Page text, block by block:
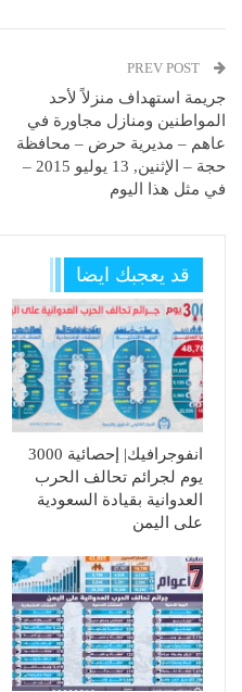
جريمة استهداف منزلاً لأحد
المواطنين ومنازل مجاورة في
عاهم – مديرية حرض – محافظة
حجة – الإثنين, 13 يوليو 2015 –
في مثل هذا اليوم
قد يعجبك ايضا
انفوجرافيك| إحصائية 3000
يوم لجرائم تحالف الحرب
العدوانية بقيادة السعودية
على اليمن